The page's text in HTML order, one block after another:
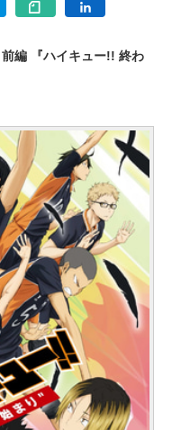
編 『ハイキュー!! 終わ